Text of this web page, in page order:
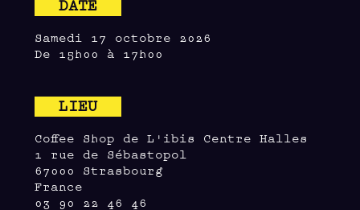
DATE
Samedi 17 octobre 2026
De 15h00 à 17h00
LIEU
Coffee Shop de L'ibis Centre Halles
1 rue de Sébastopol
67000 Strasbourg
France
03 90 22 46 46